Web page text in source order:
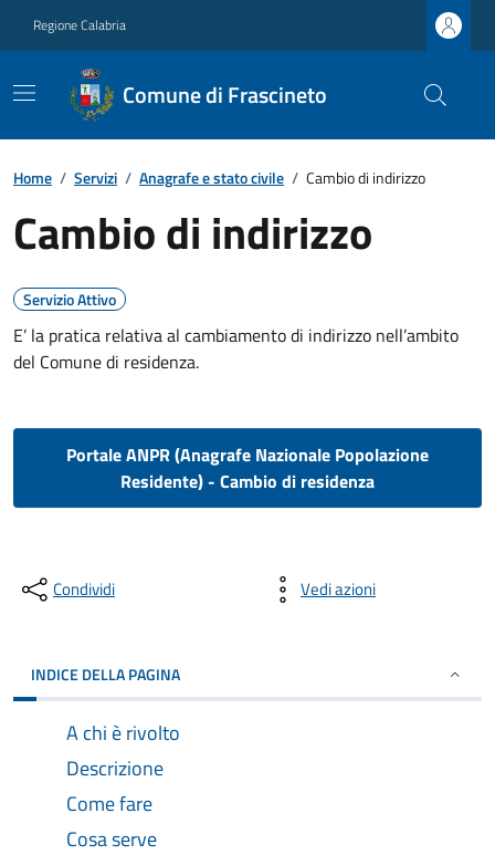
Regione Calabria
Comune di Frascineto
Home / Servizi / Anagrafe e stato civile / Cambio di indirizzo
Cambio di indirizzo
Servizio Attivo
E’ la pratica relativa al cambiamento di indirizzo nell’ambito
del Comune di residenza.
Portale ANPR (Anagrafe Nazionale Popolazione
Residente) - Cambio di residenza
Condividi Vedi azioni
INDICE DELLA PAGINA
A chi è rivolto
Descrizione
Come fare
Cosa serve